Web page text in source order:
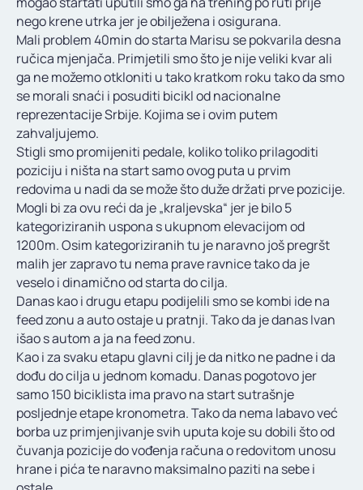
nego krene utrka jer je obilježena i osigurana.
Mali problem 40min do starta Marisu se pokvarila desna
ručica mjenjača. Primjetili smo što je nije veliki kvar ali
ga ne možemo otkloniti u tako kratkom roku tako da smo
se morali snaći i posuditi bicikl od nacionalne
reprezentacije Srbije. Kojima se i ovim putem
zahvaljujemo.
Stigli smo promijeniti pedale, koliko toliko prilagoditi
poziciju i ništa na start samo ovog puta u prvim
redovima u nadi da se može što duže držati prve pozicije.
Mogli bi za ovu reći da je „kraljevska“ jer je bilo 5
kategoriziranih uspona s ukupnom elevacijom od
1200m. Osim kategoriziranih tu je naravno još pregršt
malih jer zapravo tu nema prave ravnice tako da je
veselo i dinamično od starta do cilja.
Danas kao i drugu etapu podijelili smo se kombi ide na
feed zonu a auto ostaje u pratnji. Tako da je danas Ivan
išao s autom a ja na feed zonu.
Kao i za svaku etapu glavni cilj je da nitko ne padne i da
dođu do cilja u jednom komadu. Danas pogotovo jer
samo 150 biciklista ima pravo na start sutrašnje
posljednje etape kronometra. Tako da nema labavo već
borba uz primjenjivanje svih uputa koje su dobili što od
čuvanja pozicije do vođenja računa o redovitom unosu
hrane i pića te naravno maksimalno paziti na sebe i